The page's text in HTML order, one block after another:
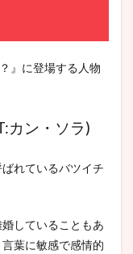
』に登場する人物
カン・ソラ)
ばれているバツイチ
していることもあ
葉に敏感で感情的